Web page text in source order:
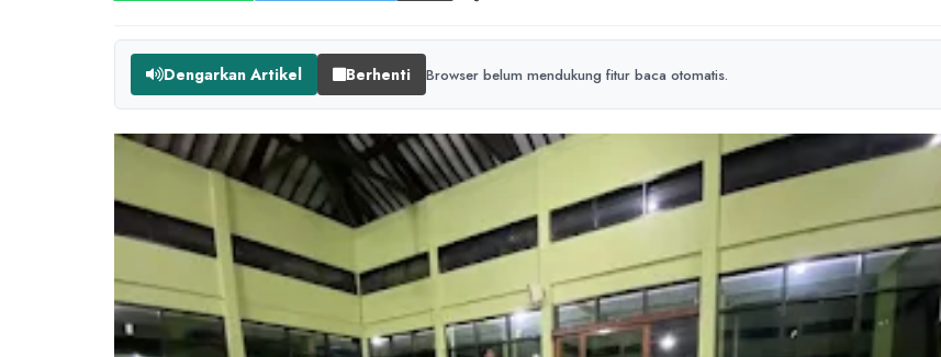
Dengarkan Artikel Berhenti Browser belum mendukung fitur baca otomatis.